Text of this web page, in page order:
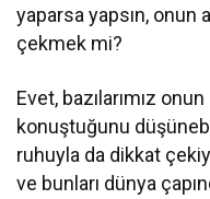
yaparsa yapsın, onun
çekmek mi?
Evet, bazılarımız
konuştuğunu
ruhuyla da dikkat
ve bunları dünya